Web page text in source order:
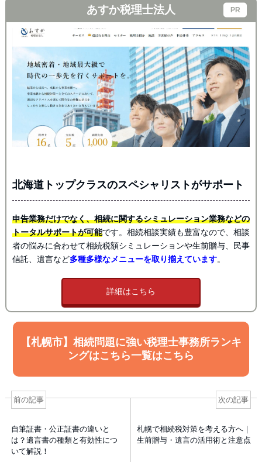
あすか税理士法人
北海道トップクラスのスペシャリストがサポート
申告業務だけでなく、相続に関するシミュレーション業務などの
トータルサポートが可能です。相続相談実績も豊富なので、相談
者の悩みに合わせて相続税額シミュレーションや生前贈与、民事
信託、遺言など多種多様なメニューを取り揃えています。
詳細はこちら
【札幌市】相続問題に強い税理士事務所ランキ
ングはこちら一覧はこちら
前の記事
自筆証書・公正証書の違いと
は？遺言書の種類と有効性につ
いて解説！
次の記事
札幌で相続税対策を考える方へ｜
生前贈与・遺言の活用術と注意点